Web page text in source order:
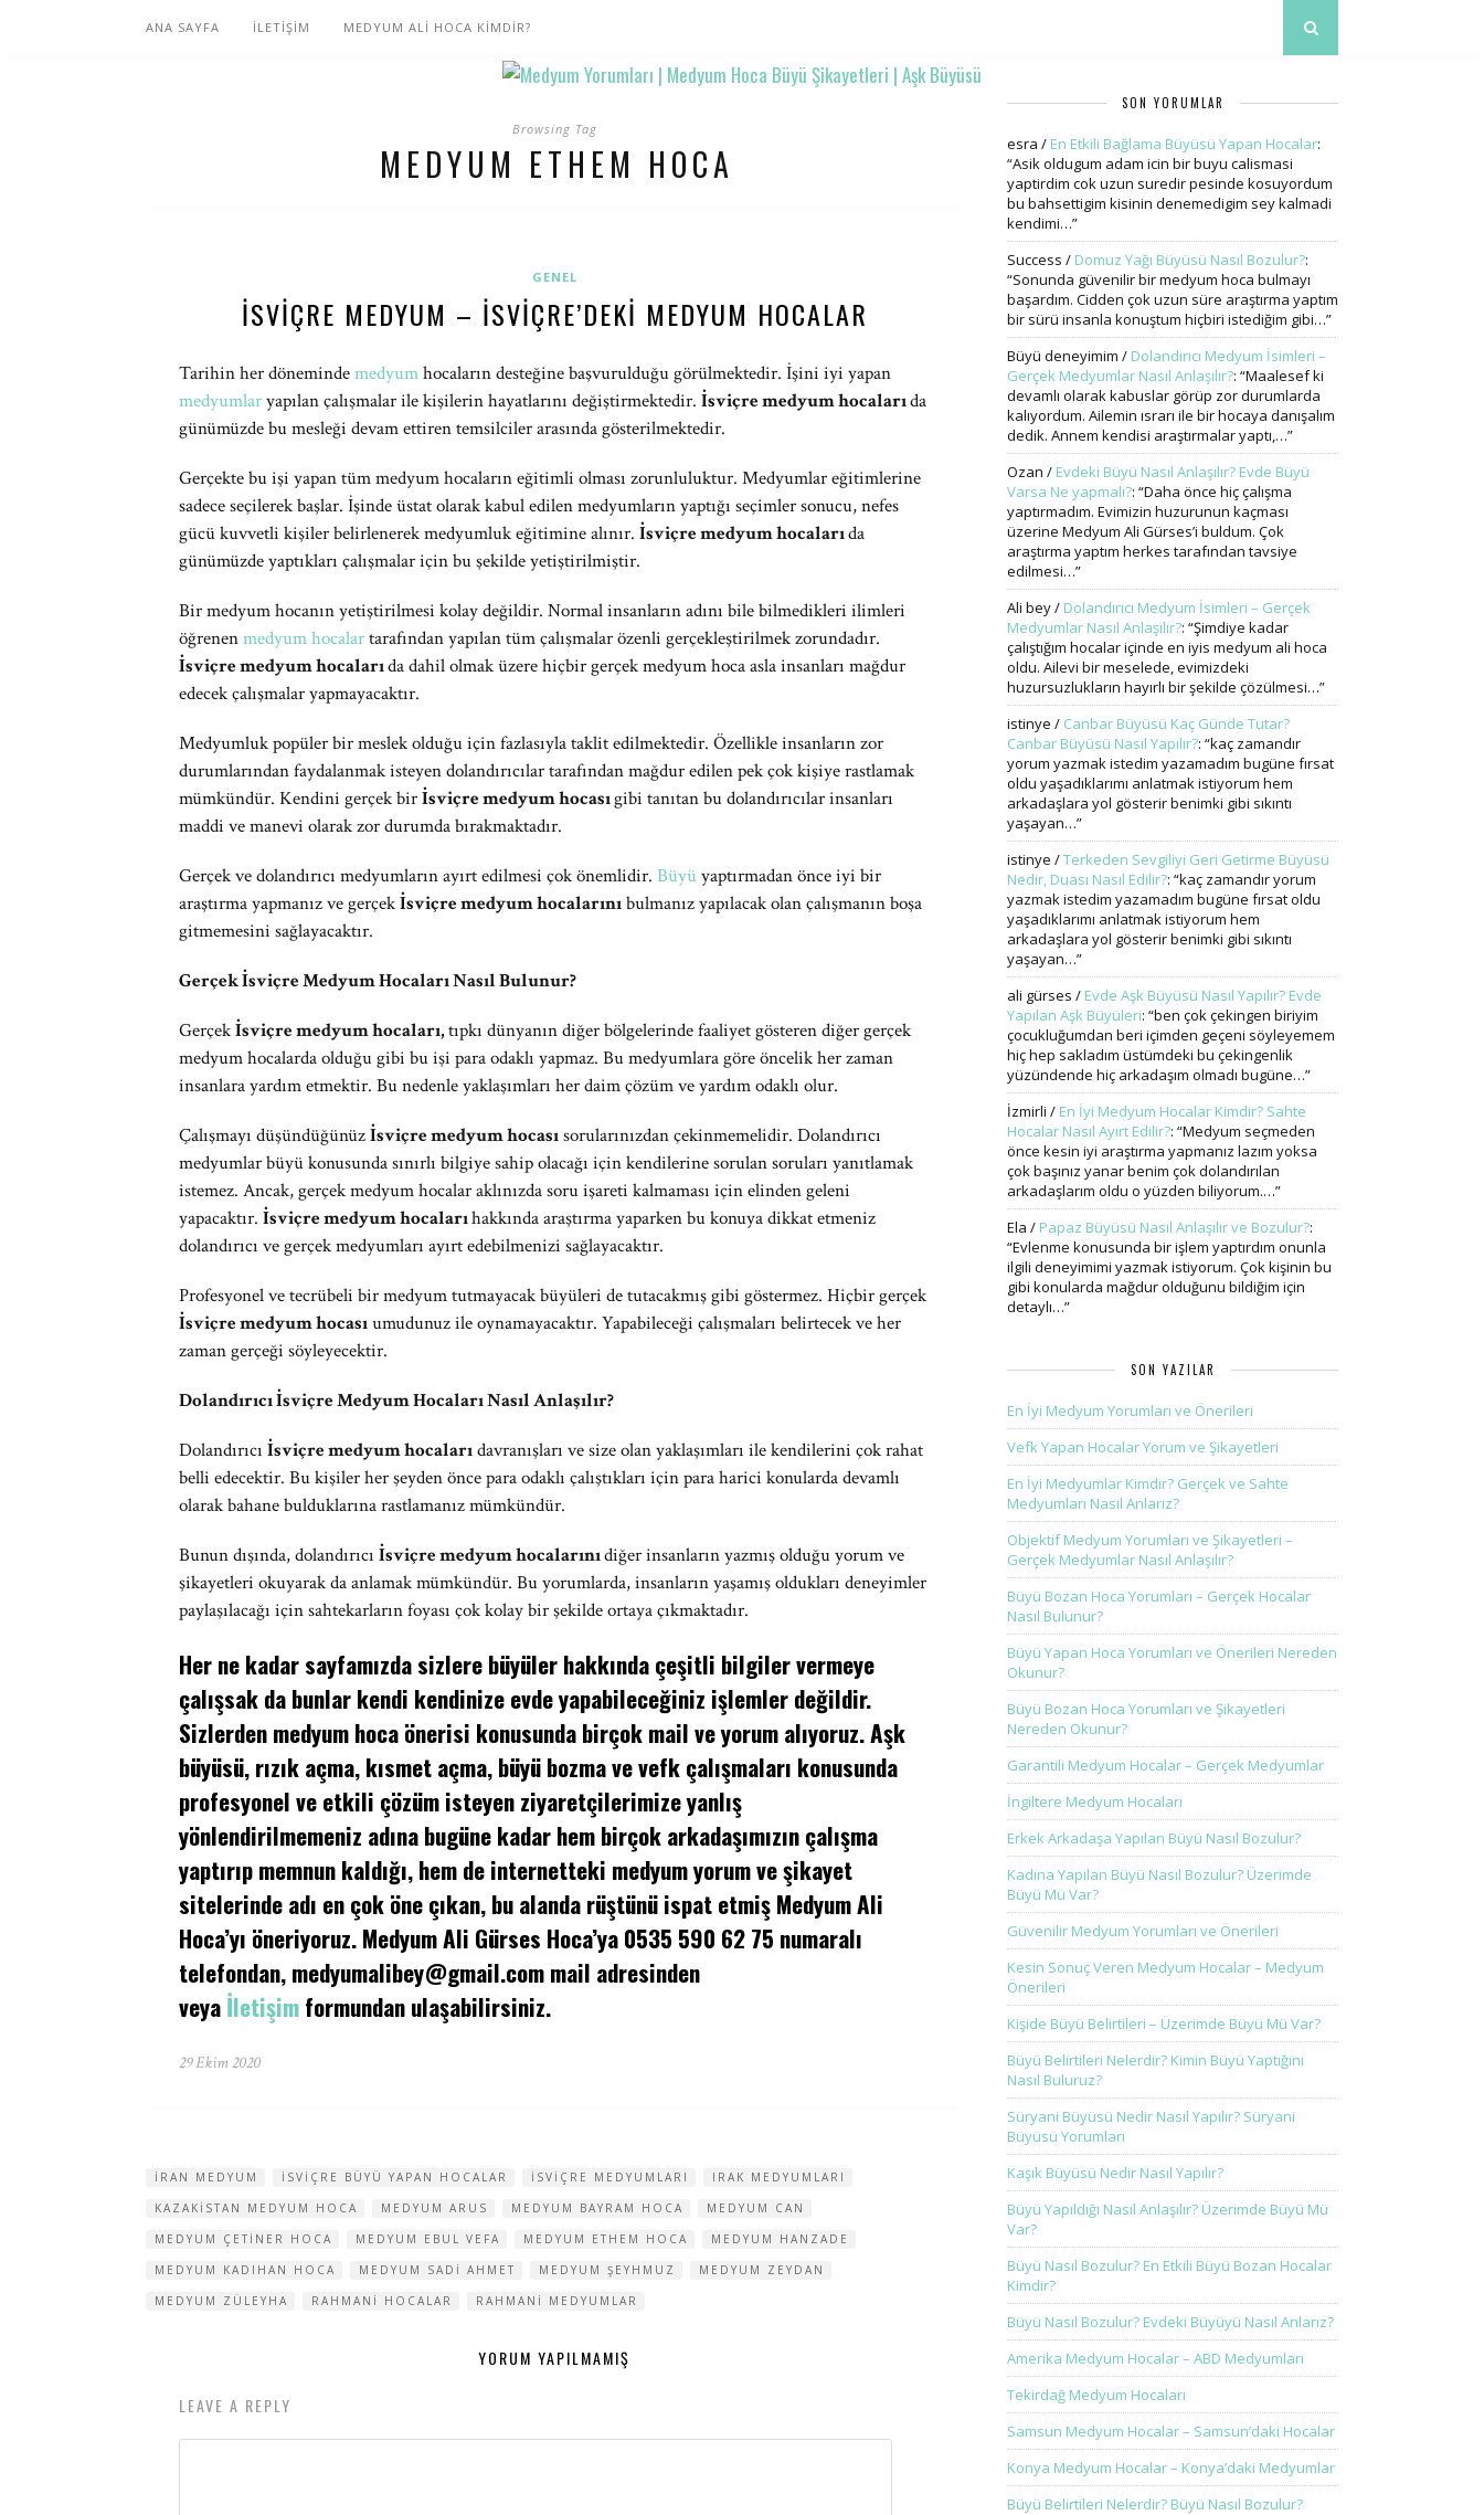
ANA SAYFA İLETİŞİM MEDYUM ALİ HOCA KİMDİR?
Browsing Tag
MEDYUM ETHEM HOCA
GENEL
İSVIÇRE MEDYUM – İSVIÇRE’DEKI MEDYUM HOCALAR
Tarihin her dönemindemedyumhocaların desteğine başvurulduğu görülmektedir. İşini iyi yapan
medyumlaryapılan çalışmalar ile kişilerin hayatlarını değiştirmektedir. İsviçre medyum hocalarıda
günümüzde bu mesleği devam ettiren temsilciler arasında gösterilmektedir.
Gerçekte bu işi yapan tüm medyum hocaların eğitimli olması zorunluluktur. Medyumlar eğitimlerine
sadece seçilerek başlar. İşinde üstat olarak kabul edilen medyumların yaptığı seçimler sonucu, nefes
gücü kuvvetli kişiler belirlenerek medyumluk eğitimine alınır. İsviçre medyum hocalarıda
günümüzde yaptıkları çalışmalar için bu şekilde yetiştirilmiştir.
Bir medyum hocanın yetiştirilmesi kolay değildir. Normal insanların adını bile bilmedikleri ilimleri
öğrenenmedyum hocalartarafından yapılan tüm çalışmalar özenli gerçekleştirilmek zorundadır.
İsviçre medyum hocalarıda dahil olmak üzere hiçbir gerçek medyum hoca asla insanları mağdur
edecek çalışmalar yapmayacaktır.
Medyumluk popüler bir meslek olduğu için fazlasıyla taklit edilmektedir. Özellikle insanların zor
durumlarından faydalanmak isteyen dolandırıcılar tarafından mağdur edilen pek çok kişiye rastlamak
mümkündür. Kendini gerçek birİsviçre medyum hocasıgibi tanıtan bu dolandırıcılar insanları
maddi ve manevi olarak zor durumda bırakmaktadır.
Gerçek ve dolandırıcı medyumların ayırt edilmesi çok önemlidir. Büyü yaptırmadan önce iyi bir
araştırma yapmanız ve gerçekİsviçre medyum hocalarınıbulmanız yapılacak olan çalışmanın boşa
gitmemesini sağlayacaktır.
Gerçek İsviçre Medyum Hocaları Nasıl Bulunur?
Gerçekİsviçre medyum hocaları,tıpkı dünyanın diğer bölgelerinde faaliyet gösteren diğer gerçek
medyum hocalarda olduğu gibi bu işi para odaklı yapmaz. Bu medyumlara göre öncelik her zaman
insanlara yardım etmektir. Bu nedenle yaklaşımları her daim çözüm ve yardım odaklı olur.
Çalışmayı düşündüğünüzİsviçre medyum hocasısorularınızdan çekinmemelidir. Dolandırıcı
medyumlar büyü konusunda sınırlı bilgiye sahip olacağı için kendilerine sorulan soruları yanıtlamak
istemez. Ancak, gerçek medyum hocalar aklınızda soru işareti kalmaması için elinden geleni
yapacaktır. İsviçre medyum hocalarıhakkında araştırma yaparken bu konuya dikkat etmeniz
dolandırıcı ve gerçek medyumları ayırt edebilmenizi sağlayacaktır.
Profesyonel ve tecrübeli bir medyum tutmayacak büyüleri de tutacakmış gibi göstermez. Hiçbir gerçek
İsviçre medyum hocasıumudunuz ile oynamayacaktır. Yapabileceği çalışmaları belirtecek ve her
zaman gerçeği söyleyecektir.
Dolandırıcı İsviçre Medyum Hocaları Nasıl Anlaşılır?
Dolandırıcı İsviçre medyum hocalarıdavranışları ve size olan yaklaşımları ile kendilerini çok rahat
belli edecektir. Bu kişiler her şeyden önce para odaklı çalıştıkları için para harici konularda devamlı
olarak bahane bulduklarına rastlamanız mümkündür.
Bunun dışında, dolandırıcı İsviçre medyum hocalarınıdiğer insanların yazmış olduğu yorum ve
şikayetleri okuyarak da anlamak mümkündür. Bu yorumlarda, insanların yaşamış oldukları deneyimler
paylaşılacağı için sahtekarların foyası çok kolay bir şekilde ortaya çıkmaktadır.
Her ne kadar sayfamızda sizlere büyüler hakkında çeşitli bilgiler vermeye
çalışsak da bunlar kendi kendinize evde yapabileceğiniz işlemler değildir.
Sizlerden medyum hoca önerisi konusunda birçok mail ve yorum alıyoruz. Aşk
büyüsü, rızık açma, kısmet açma, büyü bozma ve vefk çalışmaları konusunda
profesyonel ve etkili çözüm isteyen ziyaretçilerimize yanlış
yönlendirilmemeniz adına bugüne kadar hem birçok arkadaşımızın çalışma
yaptırıp memnun kaldığı, hem de internetteki medyum yorum ve şikayet
sitelerinde adı en çok öne çıkan, bu alanda rüştünü ispat etmiş Medyum Ali
Hoca’yı öneriyoruz. Medyum Ali Gürses Hoca’ya 0535 590 62 75 numaralı
telefondan,medyumalibey@gmail.commail adresinden
veyaİletişimformundan ulaşabilirsiniz.
29 Ekim 2020
IRAN MEDYUM ISVIÇRE BÜYÜ YAPAN HOCALAR ISVIÇRE MEDYUMLARI
IRAK MEDYUMLARI
KAZAKISTAN MEDYUM HOCA
MEDYUM ARUS MEDYUM BAYRAM HOCA
MEDYUM CAN
MEDYUM ÇETINER HOCA
MEDYUM EBUL VEFA MEDYUM ETHEM HOCA
MEDYUM HANZADE
MEDYUM KADIHAN HOCA
MEDYUM SADI AHMET MEDYUM ŞEYHMUZ
MEDYUM ZEYDAN
MEDYUM ZÜLEYHA
RAHMANI HOCALAR RAHMANI MEDYUMLAR
YORUM YAPILMAMIŞ
LEAVE A REPLY
SON YORUMLAR
esra / En Etkili Bağlama Büyüsü Yapan Hocalar:
“Asik oldugum adam icin bir buyu calismasi
yaptirdim cok uzun suredir pesinde kosuyordum
bu bahsettigim kisinin denemedigim sey kalmadi
kendimi…”
Success / Domuz Yağı Büyüsü Nasıl Bozulur?:
“Sonunda güvenilir bir medyum hoca bulmayı
başardım. Cidden çok uzun süre araştırma yaptım
bir sürü insanla konuştum hiçbiri istediğim gibi…”
Büyü deneyimim / Dolandırıcı Medyum İsimleri –
Gerçek Medyumlar Nasıl Anlaşılır?: “Maalesef ki
devamlı olarak kabuslar görüp zor durumlarda
kalıyordum. Ailemin ısrarı ile bir hocaya danışalım
dedik. Annem kendisi araştırmalar yaptı,…”
Ozan / Evdeki Büyü Nasıl Anlaşılır? Evde Büyü
Varsa Ne yapmalı?: “Daha önce hiç çalışma
yaptırmadım. Evimizin huzurunun kaçması
üzerine Medyum Ali Gürses’i buldum. Çok
araştırma yaptım herkes tarafından tavsiye
edilmesi…”
Ali bey/ Dolandırıcı Medyum İsimleri – Gerçek
Medyumlar Nasıl Anlaşılır?: “Şimdiye kadar
çalıştığım hocalar içinde en iyis medyum ali hoca
oldu. Ailevi bir meselede, evimizdeki
huzursuzlukların hayırlı bir şekilde çözülmesi…”
istinye / Canbar Büyüsü Kaç Günde Tutar?
Canbar Büyüsü Nasıl Yapılır?: “kaç zamandır
yorum yazmak istedim yazamadım bugüne fırsat
oldu yaşadıklarımı anlatmak istiyorum hem
arkadaşlara yol gösterir benimki gibi sıkıntı
yaşayan…”
istinye /Terkeden Sevgiliyi Geri Getirme Büyüsü
Nedir, Duası Nasıl Edilir?: “kaç zamandır yorum
yazmak istedim yazamadım bugüne fırsat oldu
yaşadıklarımı anlatmak istiyorum hem
arkadaşlara yol gösterir benimki gibi sıkıntı
yaşayan…”
ali gürses / Evde Aşk Büyüsü Nasıl Yapılır? Evde
Yapılan Aşk Büyüleri: “ben çok çekingen biriyim
çocukluğumdan beri içimden geçeni söyleyemem
hiç hep sakladım üstümdeki bu çekingenlik
yüzündende hiç arkadaşım olmadı bugüne…”
İzmirli / En İyi Medyum Hocalar Kimdir? Sahte
Hocalar Nasıl Ayırt Edilir?: “Medyum seçmeden
önce kesin iyi araştırma yapmanız lazım yoksa
çok başınız yanar benim çok dolandırılan
arkadaşlarım oldu o yüzden biliyorum.…”
Ela / Papaz Büyüsü Nasıl Anlaşılır ve Bozulur?:
“Evlenme konusunda bir işlem yaptırdım onunla
ilgili deneyimimi yazmak istiyorum. Çok kişinin bu
gibi konularda mağdur olduğunu bildiğim için
detaylı…”
SON YAZILAR
En İyi Medyum Yorumları ve Önerileri
Vefk Yapan Hocalar Yorum ve Şikayetleri
En İyi Medyumlar Kimdir? Gerçek ve Sahte
Medyumları Nasıl Anlarız?
Objektif Medyum Yorumları ve Şikayetleri –
Gerçek Medyumlar Nasıl Anlaşılır?
Büyü Bozan Hoca Yorumları – Gerçek Hocalar
Nasıl Bulunur?
Büyü Yapan Hoca Yorumları ve Önerileri Nereden
Okunur?
Büyü Bozan Hoca Yorumları ve Şikayetleri
Nereden Okunur?
Garantili Medyum Hocalar – Gerçek Medyumlar
İngiltere Medyum Hocaları
Erkek Arkadaşa Yapılan Büyü Nasıl Bozulur?
Kadına Yapılan Büyü Nasıl Bozulur? Üzerimde
Büyü Mü Var?
Güvenilir Medyum Yorumları ve Önerileri
Kesin Sonuç Veren Medyum Hocalar – Medyum
Önerileri
Kişide Büyü Belirtileri – Üzerimde Büyü Mü Var?
Büyü Belirtileri Nelerdir? Kimin Büyü Yaptığını
Nasıl Buluruz?
Süryani Büyüsü Nedir Nasıl Yapılır? Süryani
Büyüsü Yorumları
Kaşık Büyüsü Nedir Nasıl Yapılır?
Büyü Yapıldığı Nasıl Anlaşılır? Üzerimde Büyü Mü
Var?
Büyü Nasıl Bozulur? En Etkili Büyü Bozan Hocalar
Kimdir?
Büyü Nasıl Bozulur? Evdeki Büyüyü Nasıl Anlarız?
Amerika Medyum Hocalar – ABD Medyumları
Tekirdağ Medyum Hocaları
Samsun Medyum Hocalar – Samsun’daki Hocalar
Konya Medyum Hocalar – Konya’daki Medyumlar
Büyü Belirtileri Nelerdir? Büyü Nasıl Bozulur?